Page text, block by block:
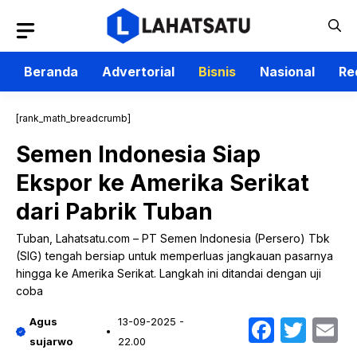
isi
Beranda
Advertorial Bisnis Nasional
[rank_math_breadcrumb]
Semen Indonesia Siap
Ekspor ke Amerika Serikat
dari Pabrik Tuban
Tuban, Lahatsatu.com – PT Semen Indonesia (Persero) Tbk
(SIG) tengah bersiap untuk memperluas jangkauan pasarnya
hingga ke Amerika Serikat. Langkah ini ditandai dengan uji
coba
Agus
sujarwo
13-09-2025 -
22.00